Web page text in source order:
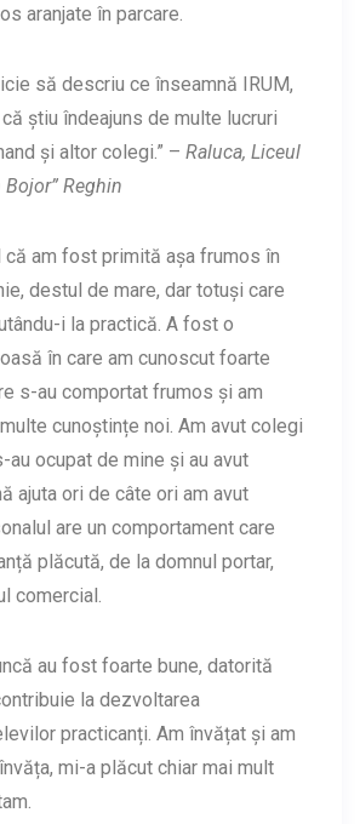
aranjate în parcare.
să descriu ce înseamnă IRUM,
știu îndeajuns de multe lucruri
și altor colegi.” – Raluca, Liceul
Reghin
că am fost primită așa frumos în
destul de mare, dar totuși care
i la practică. A fost o
în care am cunoscut foarte
s-au comportat frumos și am
cunoștințe noi. Am avut colegi
au ocupat de mine și au avut
ajuta ori de câte ori am avut
are un comportament care
plăcută, de la domnul portar,
comercial.
au fost foarte bune, datorită
la dezvoltarea
practicanți. Am învățat și am
mi-a plăcut chiar mai mult